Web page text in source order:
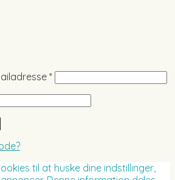
*
til at huske dine indstillinger,